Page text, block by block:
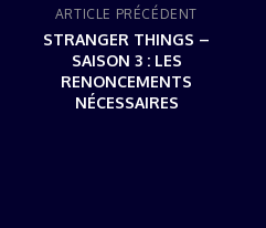
ARTICLE PRÉCÉDENT
STRANGER THINGS –
SAISON 3 : LES
RENONCEMENTS
NÉCESSAIRES